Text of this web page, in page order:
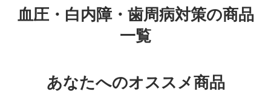
血圧・白内障・歯周病対策の商品
一覧
あなたへのオススメ商品